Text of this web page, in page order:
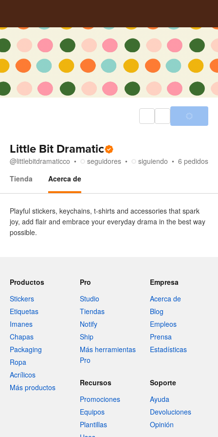
Little Bit Dramatic
@littlebitdramaticco seguidores siguiendo 6 pedidos
Tienda
Acerca de
Playful stickers, keychains, t-shirts and accessories that spark
joy, add flair and embrace your everyday drama in the best way
possible.
Productos
Stickers
Etiquetas
Imanes
Chapas
Packaging
Ropa
Acrílicos
Más productos
Pro
Studio
Tiendas
Notify
Ship
Más herramientas
Pro
Empresa
Acerca de
Blog
Empleos
Prensa
Estadísticas
Recursos
Promociones
Equipos
Plantillas
Soporte
Ayuda
Devoluciones
Opinión